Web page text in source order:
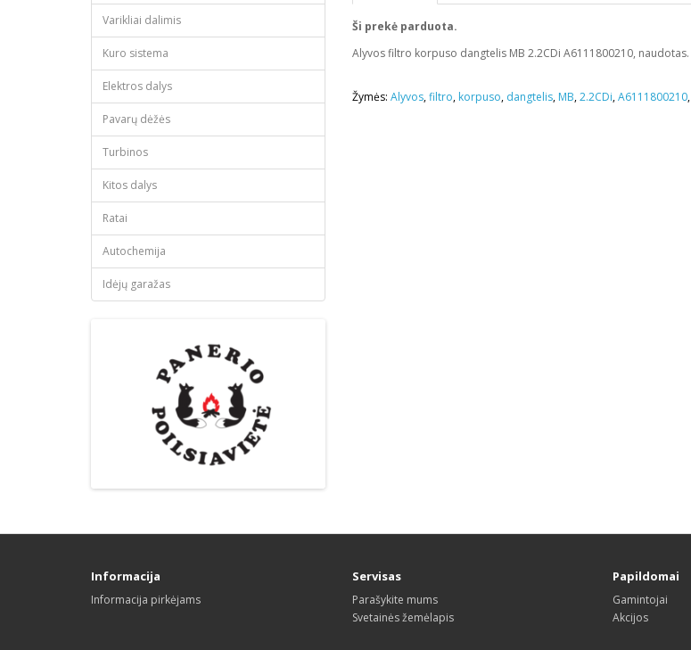
Varikliai dalimis
Kuro sistema
Elektros dalys
Pavarų dėžės
Turbinos
Kitos dalys
Ratai
Autochemija
Idėjų garažas
Ši prekė parduota.
Alyvos filtro korpuso dangtelis MB 2.2CDi A6111800210, naudotas.
Žymės: Alyvos,filtro, korpuso, dangtelis, MB,2.2CDi,A6111800210,
Informacija
Informacija pirkėjams
Servisas
Parašykite mums
Svetainės žemėlapis
Papildomai
Gamintojai
Akcijos